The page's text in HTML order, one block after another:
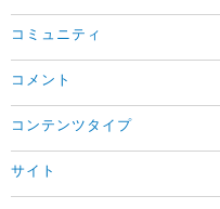
コミュニティ
コメント
コンテンツタイプ
サイト